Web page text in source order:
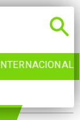
INTERNACIONAL